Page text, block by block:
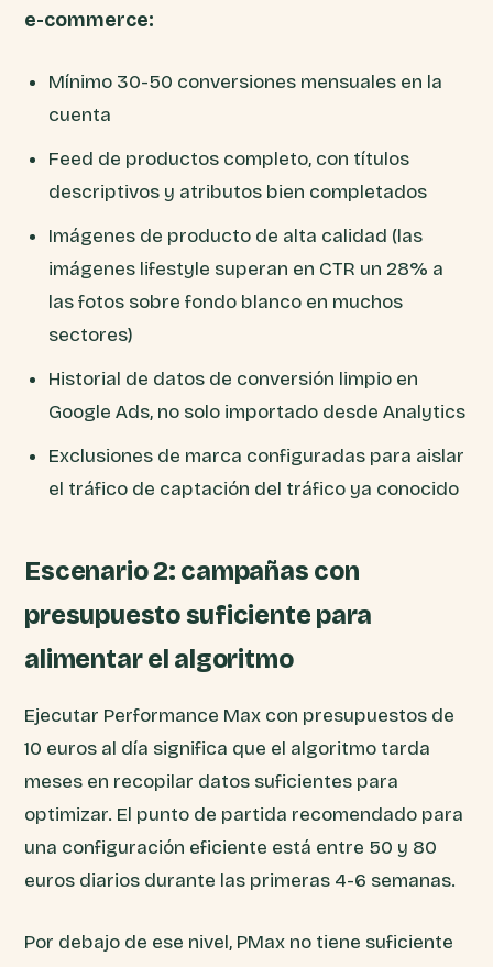
e-commerce:
Mínimo 30-50 conversiones mensuales en la
cuenta
Feed de productos completo, con títulos
descriptivos y atributos bien completados
Imágenes de producto de alta calidad (las
imágenes lifestyle superan en CTR un 28% a
las fotos sobre fondo blanco en muchos
sectores)
Historial de datos de conversión limpio en
Google Ads, no solo importado desde Analytics
Exclusiones de marca configuradas para aislar
el tráfico de captación del tráfico ya conocido
Escenario 2: campañas con
presupuesto suficiente para
alimentar el algoritmo
Ejecutar Performance Max con presupuestos de
10 euros al día significa que el algoritmo tarda
meses en recopilar datos suficientes para
optimizar. El punto de partida recomendado para
una configuración eficiente está entre 50 y 80
euros diarios durante las primeras 4-6 semanas.
Por debajo de ese nivel, PMax no tiene suficiente